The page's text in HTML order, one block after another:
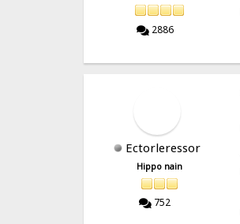
2886
Ectorleressor
Hippo nain
752